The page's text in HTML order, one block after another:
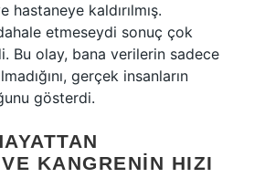
kaldırılmış.
etmeseydi sonuç çok
Bu olay, bana verilerin sadece
gerçek insanların
gösterdi.
KANGRENIN HIZI